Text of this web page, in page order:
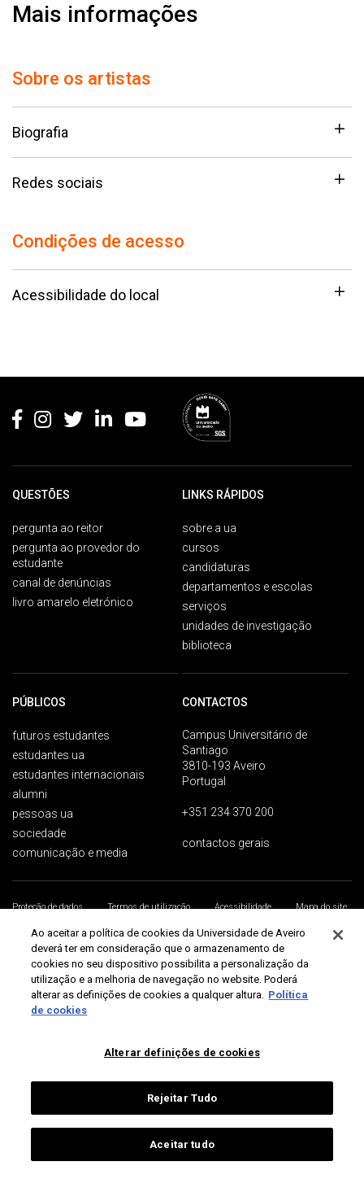
Mais informações
Sobre os artistas
Biografia
Redes sociais
Condições de acesso
Acessibilidade do local
QUESTÕES
pergunta ao reitor
pergunta ao provedor do
estudante
canal de denúncias
livro amarelo eletrónico
LINKS RÁPIDOS
sobre a ua
cursos
candidaturas
departamentos e escolas
serviços
unidades de investigação
biblioteca
PÚBLICOS
futuros estudantes
estudantes ua
estudantes internacionais
alumni
pessoas ua
sociedade
comunicação e media
CONTACTOS
Campus Universitário de
Santiago
3810-193 Aveiro
Portugal
+351 234 370 200
contactos gerais
Proteção de dados Termos de utilização Acessibilidade
Mapa do site
Universidade de Aveiro 2026
Ao aceitar a política de cookies da Universidade de Aveiro
deverá ter em consideração que o armazenamento de
cookies no seu dispositivo possibilita a personalização da
utilização e a melhoria de navegação no website. Poderá
alterar as definições de cookies a qualquer altura. Política
de cookies
Alterar definições de cookies
Rejeitar Tudo
Aceitar tudo